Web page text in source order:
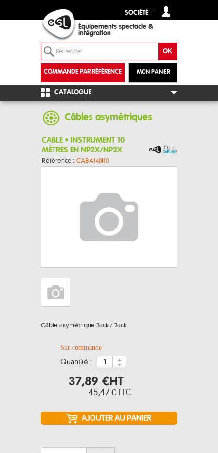
SOCIÉTÉ
Équipements spectacle &
intégration
MON PANIER
COMMANDE PAR RÉFÉRENCE
+
CATALOGUE
Câbles asymétriques
CABLE • INSTRUMENT 10
MÈTRES EN NP2X/NP2X
Référence : CABA140I10
Câble asymétrique Jack / Jack.
Sur commande
quantité :
37,89 €HT
45,47 € TTC